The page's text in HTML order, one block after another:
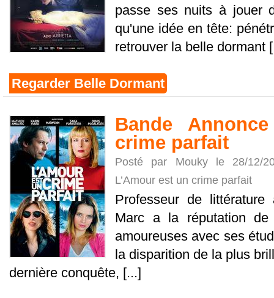
passe ses nuits à jouer
qu'une idée en tête:
retrouver la belle dormant
Regarder Belle Dormant
Bande
crime parfait
Posté par Mouky le 28/12/
L’Amour est un crime parfait
Professeur de littérature
Marc a la réputation de
amoureuses avec ses
la disparition de la plus
dernière conquête, [...]